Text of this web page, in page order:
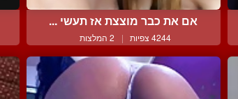
אם את כבר מוצצת אז תעשי ...
4244 צפיות | 2 המלצות